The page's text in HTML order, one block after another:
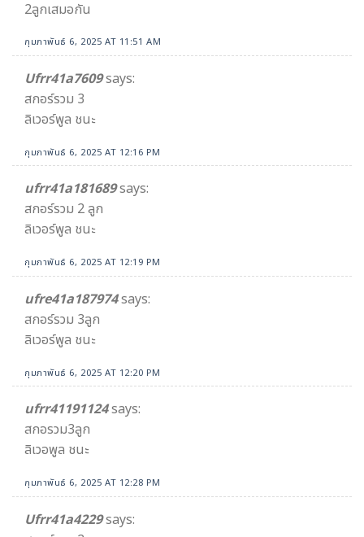
2ลูกเสมอกัน
กุมภาพันธ์ 6, 2025 AT 11:51 AM
Ufrr41a7609says:
สกอร์รวม 3
ลิเวอร์พูล ชนะ
กุมภาพันธ์ 6, 2025 AT 12:16 PM
ufrr41a181689says:
สกอร์รวม 2 ลูก
ลิเวอร์พูล ชนะ
กุมภาพันธ์ 6, 2025 AT 12:19 PM
ufre41a187974says:
สกอร์รวม 3ลูก
ลิเวอร์พูล ชนะ
กุมภาพันธ์ 6, 2025 AT 12:20 PM
ufrr41191124says:
สกอรวม3ลูก
ลิเวอพูล ชนะ
กุมภาพันธ์ 6, 2025 AT 12:28 PM
Ufrr41a4229says: